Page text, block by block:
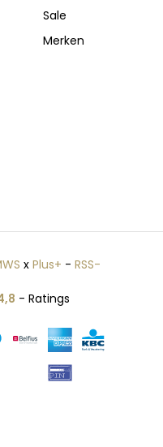
Sale
Merken
xPlus+ -RSS-
- Ratings